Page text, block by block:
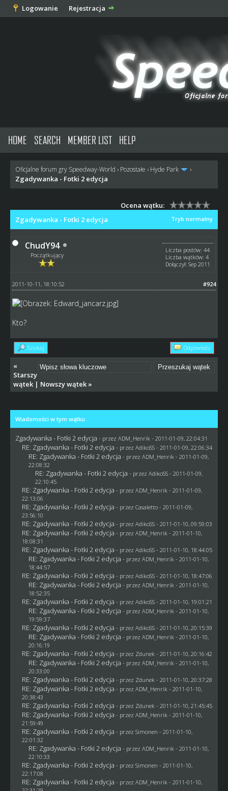
Logowanie Rejestracja
HOME SEARCH MEMBER LIST HELP
Oficjalne forum gry Speedway-World › Pozostałe › Hyde Park ›
Zgadywanka - Fotki 2 edycja
Ocena wątku:
Tryb normalny
Zgadywanka - Fotki 2 edycja
ChudY94
Początkujący
Liczba postów: 44
Liczba wątków: 4
Dołączył: Sep 2011
#924
2011-10-11, 18:10:52
Kto?
Szukaj Odpowiedz
«
Starszy
wątek| Nowszy wątek»
Wiadomości w tym wątku
Zgadywanka - Fotki 2 edycja - przez ADM_Henrik - 2011-01-09, 22:04:31
RE: Zgadywanka - Fotki 2 edycja - przez AdikoSS - 2011-01-09, 22:06:34
RE: Zgadywanka - Fotki 2 edycja - przez ADM_Henrik - 2011-01-09,
22:08:32
RE: Zgadywanka - Fotki 2 edycja - przez AdikoSS - 2011-01-09,
22:10:45
RE: Zgadywanka - Fotki 2 edycja - przez ADM_Henrik - 2011-01-09,
22:13:06
RE: Zgadywanka - Fotki 2 edycja - przez Casaletto- 2011-01-09,
23:56:10
RE: Zgadywanka - Fotki 2 edycja - przez AdikoSS - 2011-01-10, 09:59:03
RE: Zgadywanka - Fotki 2 edycja - przez ADM_Henrik - 2011-01-10,
18:08:31
RE: Zgadywanka - Fotki 2 edycja - przez AdikoSS - 2011-01-10, 18:44:05
RE: Zgadywanka - Fotki 2 edycja - przez ADM_Henrik - 2011-01-10,
18:44:57
RE: Zgadywanka - Fotki 2 edycja - przez AdikoSS - 2011-01-10, 18:47:06
RE: Zgadywanka - Fotki 2 edycja - przez ADM_Henrik - 2011-01-10,
18:52:35
RE: Zgadywanka - Fotki 2 edycja - przez AdikoSS - 2011-01-10, 19:01:21
RE: Zgadywanka - Fotki 2 edycja - przez ADM_Henrik - 2011-01-10,
19:59:37
RE: Zgadywanka - Fotki 2 edycja - przez AdikoSS - 2011-01-10, 20:15:39
RE: Zgadywanka - Fotki 2 edycja - przez ADM_Henrik - 2011-01-10,
20:16:19
RE: Zgadywanka - Fotki 2 edycja - przez Zdunek - 2011-01-10, 20:16:42
RE: Zgadywanka - Fotki 2 edycja - przez ADM_Henrik - 2011-01-10,
20:33:00
RE: Zgadywanka - Fotki 2 edycja - przez Zdunek - 2011-01-10, 20:37:28
RE: Zgadywanka - Fotki 2 edycja - przez ADM_Henrik - 2011-01-10,
20:38:43
RE: Zgadywanka - Fotki 2 edycja - przez Zdunek - 2011-01-10, 21:45:45
RE: Zgadywanka - Fotki 2 edycja - przez ADM_Henrik - 2011-01-10,
21:59:49
RE: Zgadywanka - Fotki 2 edycja - przez Simonen - 2011-01-10,
22:01:32
RE: Zgadywanka - Fotki 2 edycja - przez ADM_Henrik - 2011-01-10,
22:10:33
RE: Zgadywanka - Fotki 2 edycja - przez Simonen - 2011-01-10,
22:17:08
RE: Zgadywanka - Fotki 2 edycja - przez ADM_Henrik - 2011-01-10,